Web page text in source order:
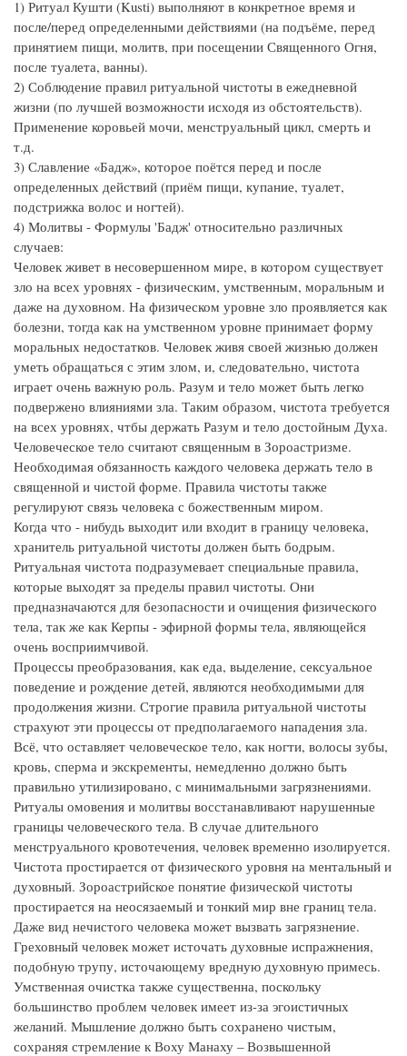
1) Ритуал Кушти (Kusti) выполняют в конкретное время и
после/перед определенными действиями (на подъёме, перед
принятием пищи, молитв, при посещении Священного Огня,
после туалета, ванны).
2) Соблюдение правил ритуальной чистоты в ежедневной
жизни (по лучшей возможности исходя из обстоятельств).
Применение коровьей мочи, менструальный цикл, смерть и
т.д.
3) Славление «Бадж», которое поётся перед и после
определенных действий (приём пищи, купание, туалет,
подстрижка волос и ногтей).
4) Молитвы - Формулы 'Бадж' относительно различных
случаев:
Человек живет в несовершенном мире, в котором существует
зло на всех уровнях - физическим, умственным, моральным и
даже на духовном. На физическом уровне зло проявляется как
болезни, тогда как на умственном уровне принимает форму
моральных недостатков. Человек живя своей жизнью должен
уметь обращаться с этим злом, и, следовательно, чистота
играет очень важную роль. Разум и тело может быть легко
подвержено влияниями зла. Таким образом, чистота требуется
на всех уровнях, чтбы держать Разум и тело достойным Духа.
Человеческое тело считают священным в Зороастризме.
Необходимая обязанность каждого человека держать тело в
священной и чистой форме. Правила чистоты также
регулируют связь человека с божественным миром.
Когда что - нибудь выходит или входит в границу человека,
хранитель ритуальной чистоты должен быть бодрым.
Ритуальная чистота подразумевает специальные правила,
которые выходят за пределы правил чистоты. Они
предназначаются для безопасности и очищения физического
тела, так же как Керпы - эфирной формы тела, являющейся
очень восприимчивой.
Процессы преобразования, как еда, выделение, сексуальное
поведение и рождение детей, являются необходимыми для
продолжения жизни. Строгие правила ритуальной чистоты
страхуют эти процессы от предполагаемого нападения зла.
Всё, что оставляет человеческое тело, как ногти, волосы зубы,
кровь, сперма и экскременты, немедленно должно быть
правильно утилизировано, с минимальными загрязнениями.
Ритуалы омовения и молитвы восстанавливают нарушенные
границы человеческого тела. В случае длительного
менструального кровотечения, человек временно изолируется.
Чистота простирается от физического уровня на ментальный и
духовный. Зороастрийское понятие физической чистоты
простирается на неосязаемый и тонкий мир вне границ тела.
Даже вид нечистого человека может вызвать загрязнение.
Греховный человек может источать духовные испражнения,
подобную трупу, источающему вредную духовную примесь.
Умственная очистка также существенна, поскольку
большинство проблем человек имеет из-за эгоистичных
желаний. Мышление должно быть сохранено чистым,
сохраняя стремление к Воху Манаху – Возвышенной